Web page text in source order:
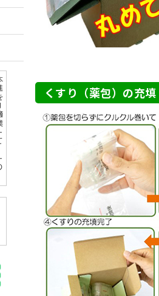
くすり（薬包）の充